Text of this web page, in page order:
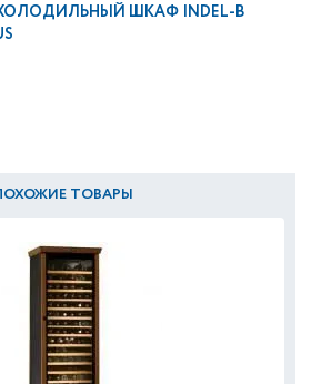
ШКАФ INDEL-B
ТОВАРЫ